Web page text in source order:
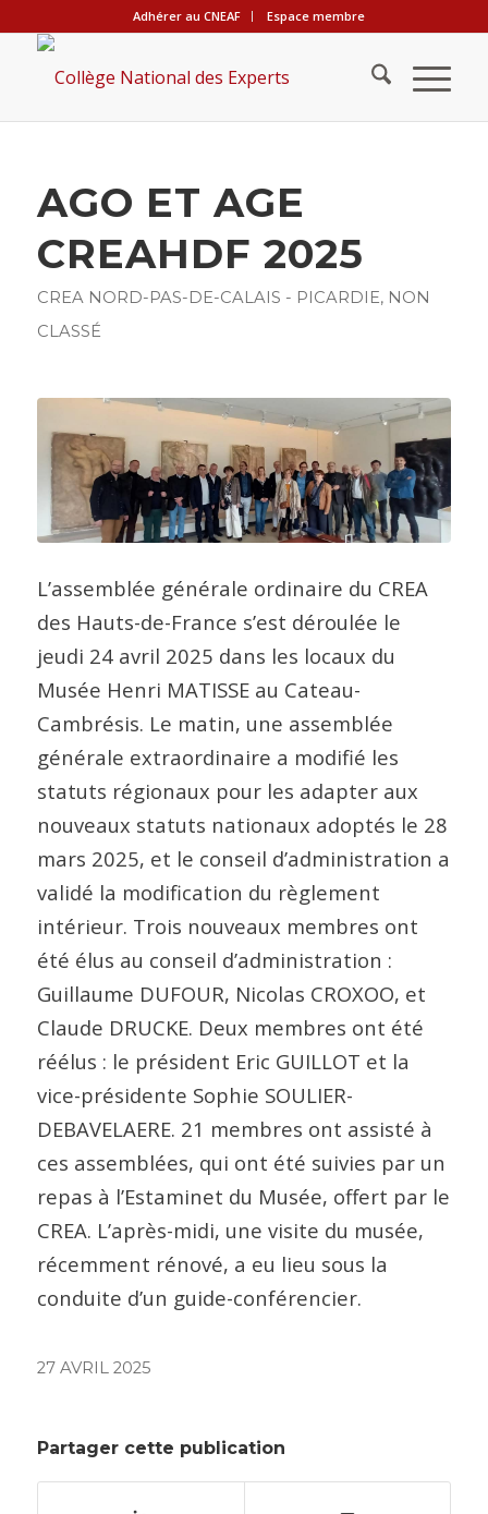
Adhérer au CNEAF Espace membre
AGO ET AGE
CREAHDF 2025
CREA NORD-PAS-DE-CALAIS - PICARDIE, NON
CLASSÉ
L’assemblée générale ordinaire du CREA
des Hauts-de-France s’est déroulée le
jeudi 24 avril 2025 dans les locaux du
Musée Henri MATISSE au Cateau-
Cambrésis. Le matin, une assemblée
générale extraordinaire a modifié les
statuts régionaux pour les adapter aux
nouveaux statuts nationaux adoptés le 28
mars 2025, et le conseil d’administration a
validé la modification du règlement
intérieur. Trois nouveaux membres ont
été élus au conseil d’administration :
Guillaume DUFOUR, Nicolas CROXOO, et
Claude DRUCKE. Deux membres ont été
réélus : le président Eric GUILLOT et la
vice-présidente Sophie SOULIER-
DEBAVELAERE. 21 membres ont assisté à
ces assemblées, qui ont été suivies par un
repas à l’Estaminet du Musée, offert par le
CREA. L’après-midi, une visite du musée,
récemment rénové, a eu lieu sous la
conduite d’un guide-conférencier.
27 AVRIL 2025
Partager cette publication